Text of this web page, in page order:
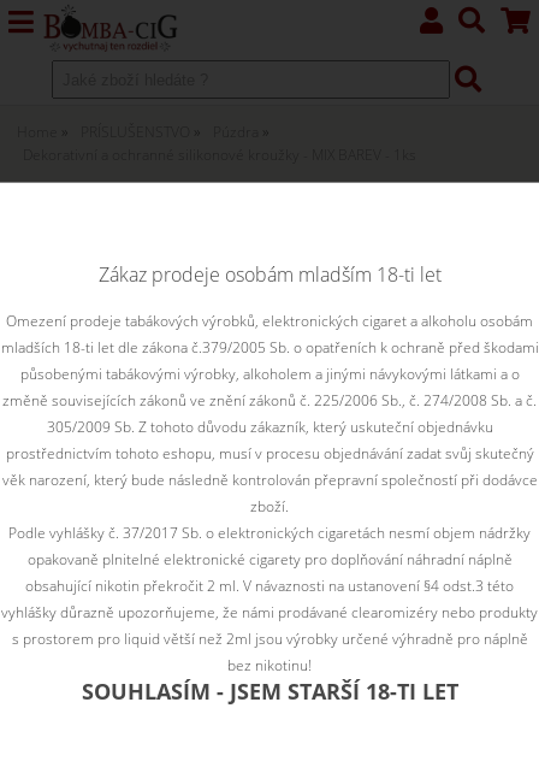
Zákaz prodeje osobám mladším 18-ti let
Omezení prodeje tabákových výrobků, elektronických cigaret a alkoholu osobám
mladších 18-ti let dle zákona č.379/2005 Sb. o opatřeních k ochraně před škodami
působenými tabákovými výrobky, alkoholem a jinými návykovými látkami a o
změně souvisejících zákonů ve znění zákonů č. 225/2006 Sb., č. 274/2008 Sb. a č.
305/2009 Sb. Z tohoto důvodu zákazník, který uskuteční objednávku
prostřednictvím tohoto eshopu, musí v procesu objednávání zadat svůj skutečný
věk narození, který bude následně kontrolován přepravní společností při dodávce
zboží.
Podle vyhlášky č. 37/2017 Sb. o elektronických cigaretách nesmí objem nádržky
opakovaně plnitelné elektronické cigarety pro doplňování náhradní náplně
obsahující nikotin překročit 2 ml. V návaznosti na ustanovení §4 odst.3 této
vyhlášky důrazně upozorňujeme, že námi prodávané clearomizéry nebo produkty
s prostorem pro liquid větší než 2ml jsou výrobky určené výhradně pro náplně
bez nikotinu!
SOUHLASÍM - JSEM STARŠÍ 18-TI LET